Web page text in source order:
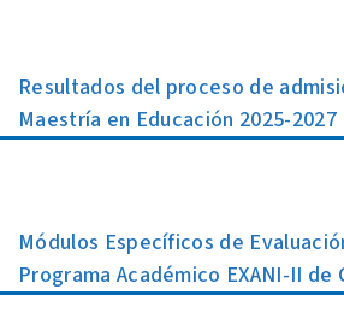
Resultados del proceso de
Maestría en Educación 2025-2027
Módulos Específicos de
Programa Académico EXANI-II de